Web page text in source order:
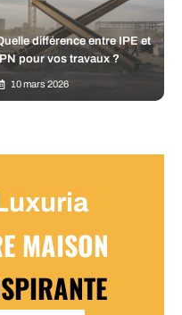
différence entre IPE et
pour vos travaux ?
10 mars 2026
MAISON